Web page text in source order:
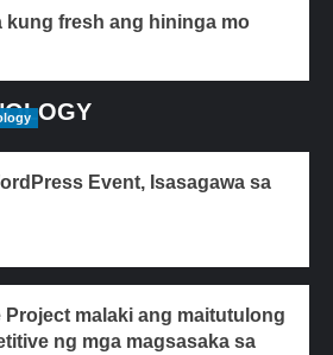
kung fresh ang hininga mo
Event, Isasagawa sa
malaki ang maitutulong
ng mga magsasaka sa